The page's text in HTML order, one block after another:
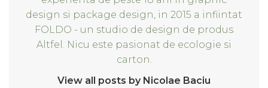
design si package design, in 2015 a infiintat
FOLDO - un studio de design de produs
Altfel. Nicu este pasionat de ecologie si
carton.
View all posts by Nicolae Baciu